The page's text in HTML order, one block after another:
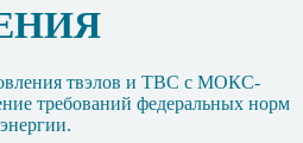
твэлов и ТВС с МОКС-
требований федеральных норм